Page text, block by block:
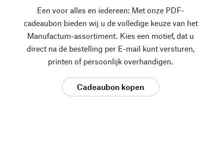
Een voor alles en iedereen: Met onze PDF-
cadeaubon bieden wij u de volledige keuze van het
Manufactum-assortiment. Kies een motief, dat u
direct na de bestelling per E-mail kunt versturen,
printen of persoonlijk overhandigen.
Cadeaubon kopen